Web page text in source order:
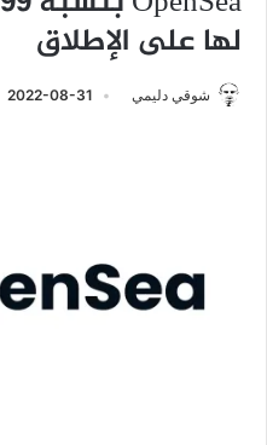
لها على الإطلاق
شوقي دليمي 2022-08-31